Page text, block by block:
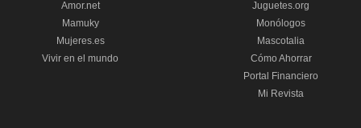
Amor.net
Mamuky
Mujeres.es
Vivir en el mundo
Juguetes.org
Monólogos
Mascotalia
Cómo Ahorrar
Portal Financiero
Mi Revista